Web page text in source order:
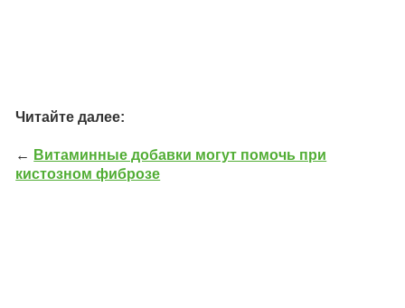
Читайте далее:
← Витаминные добавки могут помочь при
кистозном фиброзе